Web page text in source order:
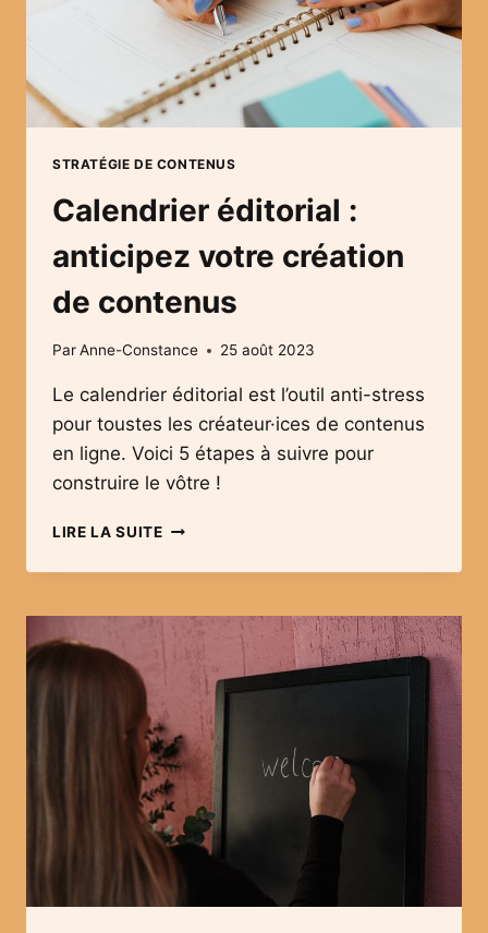
STRATÉGIE DE CONTENUS
Calendrier éditorial :
anticipez votre création
de contenus
ParAnne-Constance 25 août 2023
Le calendrier éditorial est l’outil anti-stress
pour toustes les créateur·ices de contenus
en ligne. Voici 5 étapes à suivre pour
construire le vôtre !
LIRE LA SUITECALENDRIER
:
VOTRE
CRÉATION
CONTENUS